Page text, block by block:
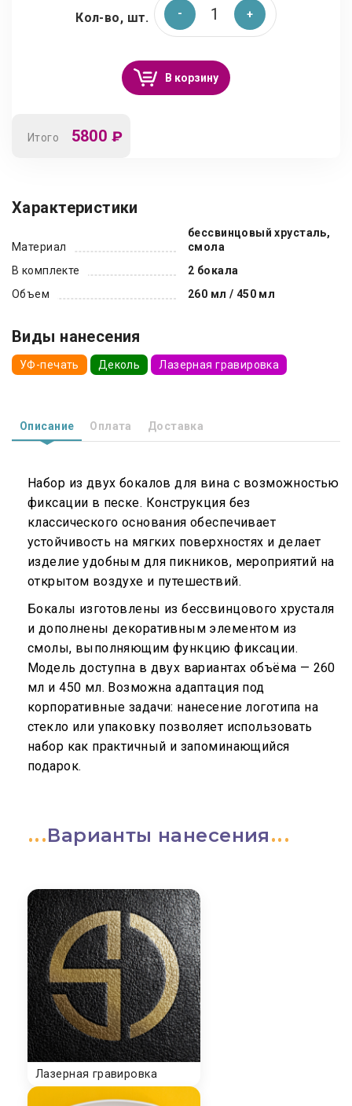
Кол-во, шт.
В корзину
Итого 5800 ₽
Характеристики
Материал
бессвинцовый хрусталь,
смола
В комплекте
2 бокала
Объем
260 мл / 450 мл
Виды нанесения
УФ-печать Деколь Лазерная гравировка
Описание Оплата Доставка
Набор из двух бокалов для вина с возможностью
фиксации в песке. Конструкция без
классического основания обеспечивает
устойчивость на мягких поверхностях и делает
изделие удобным для пикников, мероприятий на
открытом воздухе и путешествий.
Бокалы изготовлены из бессвинцового хрусталя
и дополнены декоративным элементом из
смолы, выполняющим функцию фиксации.
Модель доступна в двух вариантах объёма — 260
мл и 450 мл. Возможна адаптация под
корпоративные задачи: нанесение логотипа на
стекло или упаковку позволяет использовать
набор как практичный и запоминающийся
подарок.
Варианты нанесения